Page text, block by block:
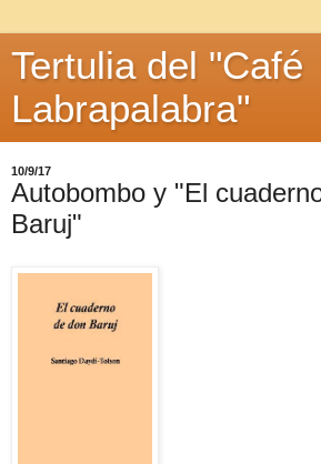
Tertulia del "Café
Labrapalabra"
10/9/17
Autobombo y "El
Baruj"